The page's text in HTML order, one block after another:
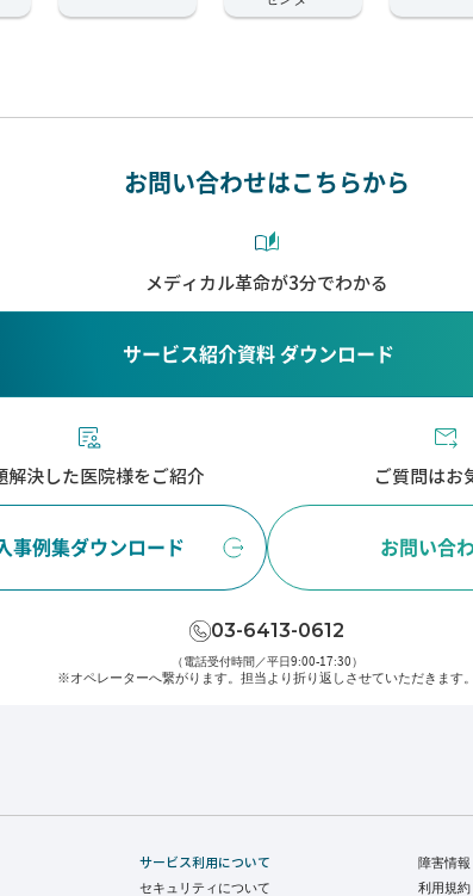
お問い合わせはこちらから
メディカル革命が3分でわかる
サービス紹介資料 ダウンロード
解決した医院様をご紹介
事例集ダウンロード
ご質問はお
お問い合
03-6413-0612
（電話受付時間／平日9:00-17:30）
※オペレーターへ繋がります。 担当より折り返しさせていただきます。
サービス利用について
セキュリティについて
障害情報
利用規約